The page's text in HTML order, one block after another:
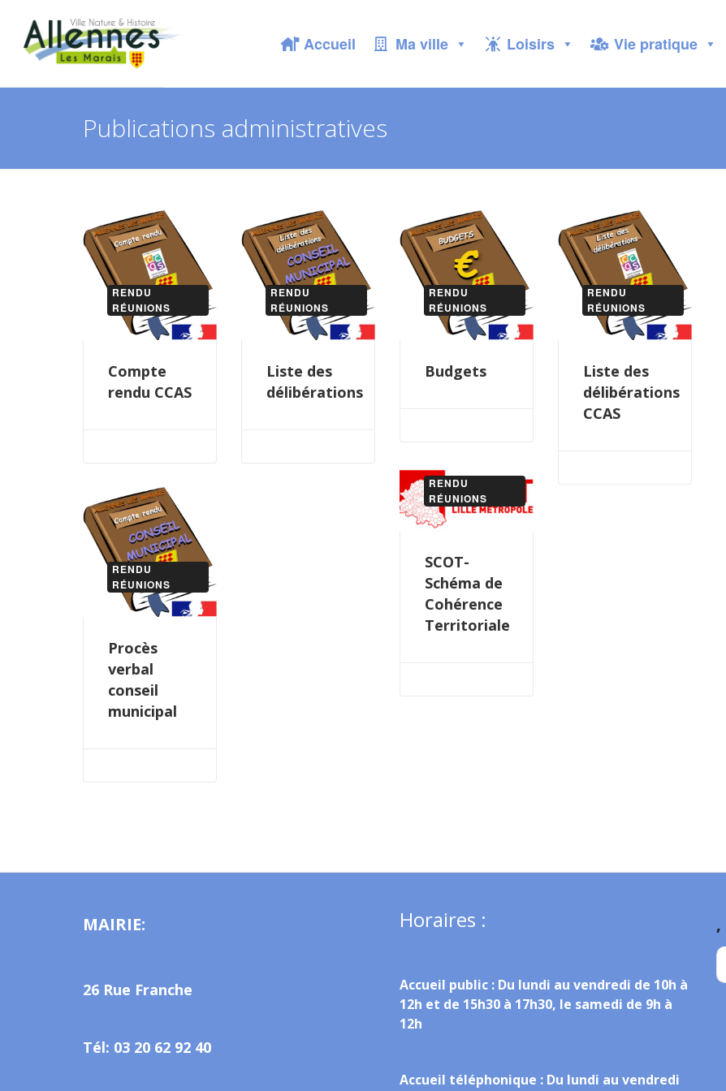
Accueil Ma ville Loisirs Vie pratique
Publications administratives
RENDU
RÉUNIONS
Compte
rendu CCAS
RENDU
RÉUNIONS
Liste des
délibérations
RENDU
RÉUNIONS
Budgets
RENDU
RÉUNIONS
Liste des
délibérations
CCAS
RENDU
RÉUNIONS
SCOT-
Schéma de
Cohérence
Territoriale
RENDU
RÉUNIONS
Procès
verbal
conseil
municipal
MAIRIE:
26 Rue Franche
Tél: 03 20 62 92 40
Horaires :
Accueil public : Du lundi au vendredi de 10h à
12h et de 15h30 à 17h30, le samedi de 9h à
12h
Accueil téléphonique : Du lundi au vendredi
,